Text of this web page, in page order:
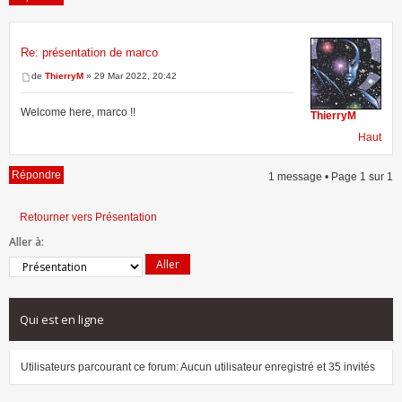
1 message • Page1sur
Re: présentation de marco
de ThierryM » 29 Mar 2022, 20:42
Welcome here, marco !!
ThierryM
Haut
Répondre 1 message • Page 1 sur 1
Retourner vers Présentation
Aller à:
Qui est en ligne
Utilisateurs parcourant ce forum: Aucun utilisateur enregistré et 35 invités